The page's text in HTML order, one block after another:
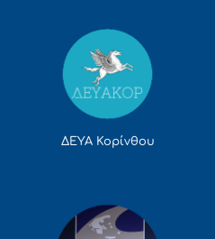
ΔΕΥΑ Κορίνθου